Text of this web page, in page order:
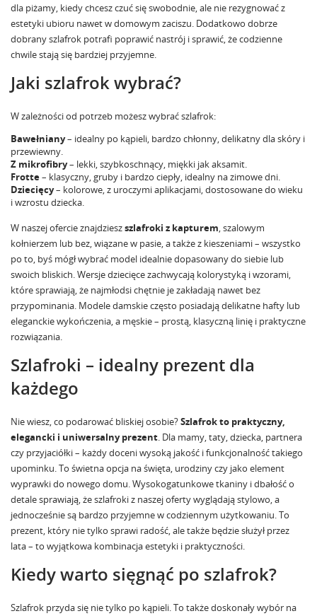
dla piżamy, kiedy chcesz czuć się swobodnie, ale nie rezygnować z
estetyki ubioru nawet w domowym zaciszu. Dodatkowo dobrze
dobrany szlafrok potrafi poprawić nastrój i sprawić, że codzienne
chwile stają się bardziej przyjemne.
Jaki szlafrok wybrać?
W zależności od potrzeb możesz wybrać szlafrok:
Bawełniany– idealny po kąpieli, bardzo chłonny, delikatny dla skóry i
przewiewny.
Z mikrofibry– lekki, szybkoschnący, miękki jak aksamit.
Frotte– klasyczny, gruby i bardzo ciepły, idealny na zimowe dni.
Dziecięcy– kolorowe, z uroczymi aplikacjami, dostosowane do wieku
i wzrostu dziecka.
W naszej ofercie znajdzieszszlafroki z kapturem, szalowym
kołnierzem lub bez, wiązane w pasie, a także z kieszeniami – wszystko
po to, byś mógł wybrać model idealnie dopasowany do siebie lub
swoich bliskich. Wersje dziecięce zachwycają kolorystyką i wzorami,
które sprawiają, że najmłodsi chętnie je zakładają nawet bez
przypominania. Modele damskie często posiadają delikatne hafty lub
eleganckie wykończenia, a męskie – prostą, klasyczną linię i praktyczne
rozwiązania.
Szlafroki – idealny prezent dla
każdego
Nie wiesz, co podarować bliskiej osobie?Szlafrok to praktyczny,
elegancki i uniwersalny prezent. Dla mamy, taty, dziecka, partnera
czy przyjaciółki – każdy doceni wysoką jakość i funkcjonalność takiego
upominku. To świetna opcja na święta, urodziny czy jako element
wyprawki do nowego domu. Wysokogatunkowe tkaniny i dbałość o
detale sprawiają, że szlafroki z naszej oferty wyglądają stylowo, a
jednocześnie są bardzo przyjemne w codziennym użytkowaniu. To
prezent, który nie tylko sprawi radość, ale także będzie służył przez
lata – to wyjątkowa kombinacja estetyki i praktyczności.
Kiedy warto sięgnąć po szlafrok?
Szlafrok przyda się nie tylko po kąpieli. To także doskonały wybór na